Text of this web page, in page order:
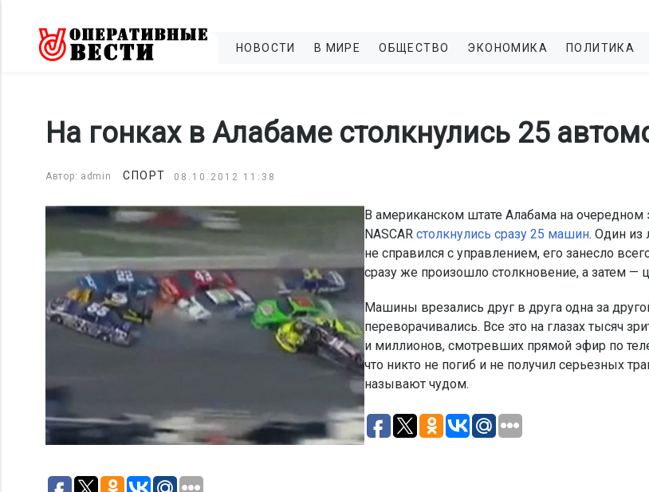
НОВОСТИ В МИРЕ ОБЩЕСТВО ЭКОНОМИКА ПОЛИТИКА
На гонках в Алабаме столкнулись 25
Автор: admin СПОРТ 08.10.2012 11:38
В американском штате Алабама на очередном
NASCAR столкнулись сразу 25 машин. Один из
не справился с управлением, его занесло
сразу же произошло столкновение, а затем —
Машины врезались друг в друга одна за
переворачивались. Все это на глазах тысяч
и миллионов, смотревших прямой эфир по
что никто не погиб и не получил серьезных
называют чудом.